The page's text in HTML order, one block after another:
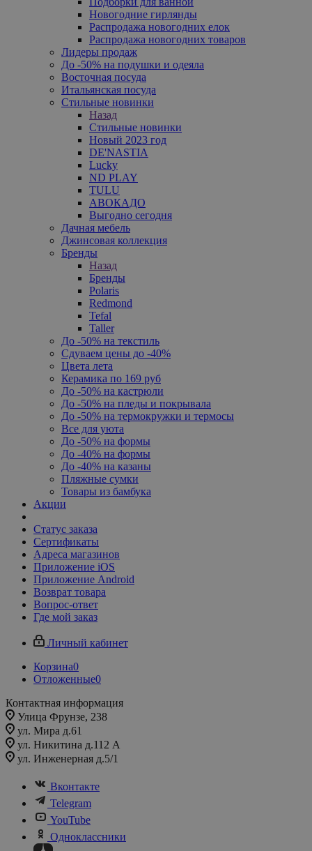
Новогодние гирлянды
Распродажа новогодних елок
Распродажа новогодних товаров
Лидеры продаж
До -50% на подушки и одеяла
Восточная посуда
Итальянская посуда
Стильные новинки
Назад
Стильные новинки
Новый 2023 год
DE'NASTIA
Lucky
ND PLAY
TULU
АВОКАДО
Выгодно сегодня
Дачная мебель
Джинсовая коллекция
Бренды
Назад
Бренды
Polaris
Redmond
Tefal
Taller
До -50% на текстиль
Сдуваем цены до -40%
Цвета лета
Керамика по 169 руб
До -50% на кастрюли
До -50% на пледы и покрывала
До -50% на термокружки и термосы
Все для уюта
До -50% на формы
До -40% на формы
До -40% на казаны
Пляжные сумки
Товары из бамбука
Акции
Статус заказа
Сертификаты
Адреса магазинов
Приложение iOS
Приложение Android
Возврат товара
Вопрос-ответ
Где мой заказ
Личный кабинет
Корзина0
Отложенные0
Контактная информация
Улица Фрунзе, 238​
ул. Мира д.61
ул. Никитина д.112 А
ул. Инженерная д.5/1
Вконтакте
Telegram
YouTube
Одноклассники